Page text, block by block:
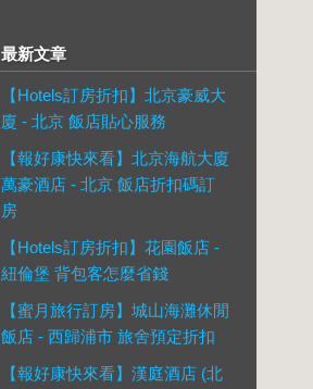
最新文章
【Hotels訂房折扣】北京豪威大
廈 - 北京 飯店貼心服務
【報好康快來看】北京海航大廈
萬豪酒店 - 北京 飯店折扣碼訂
房
【Hotels訂房折扣】花園飯店 -
紐倫堡 背包客怎麼省錢
【蜜月旅行訂房】城山海灘休閒
飯店 - 西歸浦市 旅舍預定折扣
【報好康快來看】漢庭酒店 (北